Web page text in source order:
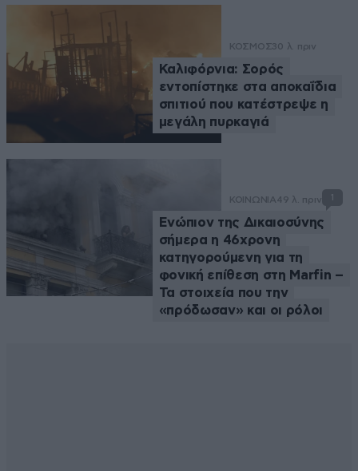
ΚΟΣΜΟΣ30 λ. πριν
Καλιφόρνια: Σορός
εντοπίστηκε στα αποκαΐδια
σπιτιού που κατέστρεψε η
μεγάλη πυρκαγιά
ΚΟΙΝΩΝΙΑ49 λ. πριν 1
Ενώπιον της Δικαιοσύνης
σήμερα η 46χρονη
κατηγορούμενη για τη
φονική επίθεση στη Marfin –
Τα στοιχεία που την
«πρόδωσαν» και οι ρόλοι